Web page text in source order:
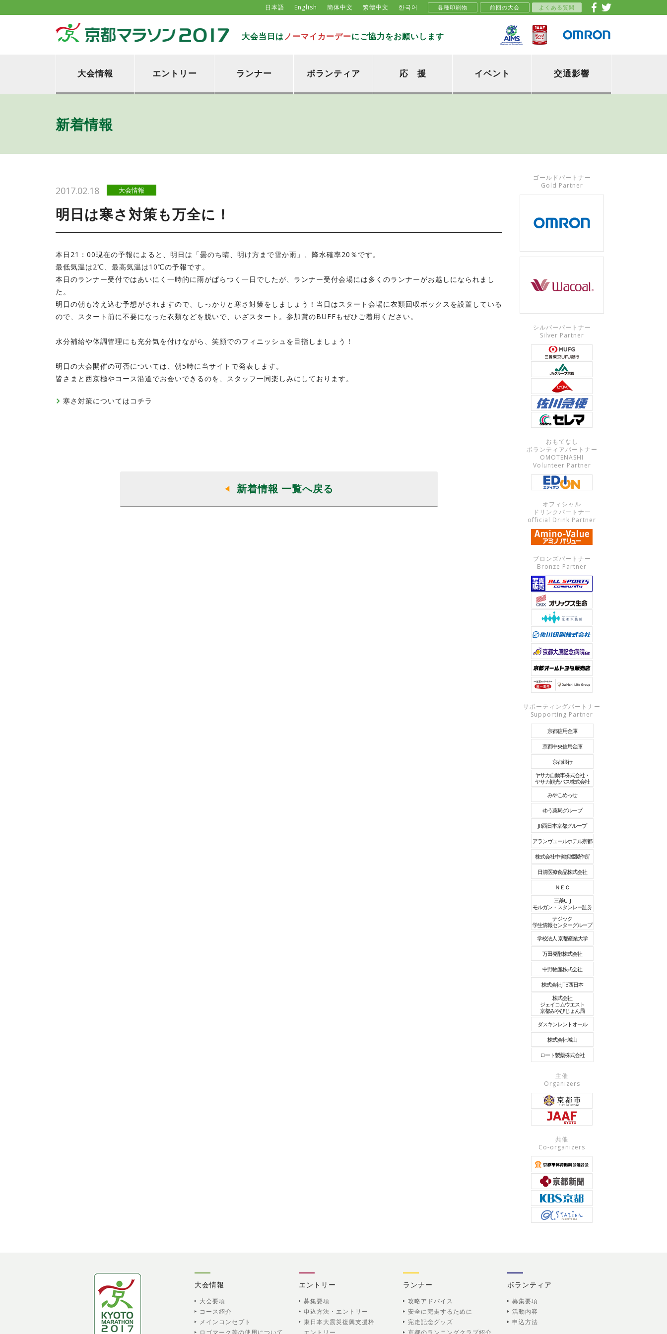
大会当日はノーマイカーデーにご協力をお願いします
各種印刷物 前回の大会 よくある質問
日本語 English 簡体中文 繁體中文 한국어
大会情報 エントリー ランナー ボランティア 応 援 イベント 交通影響
新着情報
2017.02.18 大会情報
明日は寒さ対策も万全に！
本日21：00現在の予報によると、明日は「曇のち晴、明け方まで雪か雨」、降水確率20％です。
最低気温は2℃、最高気温は10℃の予報です。
本日のランナー受付ではあいにく一時的に雨がぱらつく一日でしたが、ランナー受付会場には多くのランナーがお越しになられまし
た。
明日の朝も冷え込む予想がされますので、しっかりと寒さ対策をしましょう！当日はスタート会場に衣類回収ボックスを設置している
ので、スタート前に不要になった衣類などを脱いで、いざスタート。参加賞のBUFFもぜひご着用ください。
水分補給や体調管理にも充分気を付けながら、笑顔でのフィニッシュを目指しましょう！
明日の大会開催の可否については、朝5時に当サイトで発表します。
皆さまと西京極やコース沿道でお会いできるのを、スタッフ一同楽しみにしております。
寒さ対策についてはコチラ
新着情報 一覧へ戻る
ゴールドパートナー
Gold Partner
シルバーパートナー
Silver Partner
おもてなし
ボランティアパートナー
OMOTENASHI
Volunteer Partner
オフィシャル
ドリンクパートナー
official Drink Partner
ブロンズパートナー
Bronze Partner
サポーティングパートナー
Supporting Partner
京都信用金庫
京都中央信用金庫
京都銀行
ヤサカ自動車株式会社・
ヤサカ観光バス株式会社
みやこめっせ
ゆう薬局グループ
JR西日本京都グループ
アランヴェールホテル京都
株式会社中省鋲螺製作所
日清医療食品株式会社
ＮＥＣ
三菱UFJ
モルガン・スタンレー証券
ナジック
学生情報センターグループ
学校法人 京都産業大学
万田発酵株式会社
中野物産株式会社
株式会社JTB西日本
株式会社
ジェイコムウエスト
京都みやびじょん局
ダスキンレントオール
株式会社城山
ロート製薬株式会社
主催
Organizers
共催
Co-organizers
大会情報
大会要項
コース紹介
メインコンセプト
エントリー
募集要項
申込方法・エントリー
東日本大震災復興支援枠
ランナー
攻略アドバイス
安全に完走するために
完走記念グッズ
ボランティア
募集要項
活動内容
申込方法